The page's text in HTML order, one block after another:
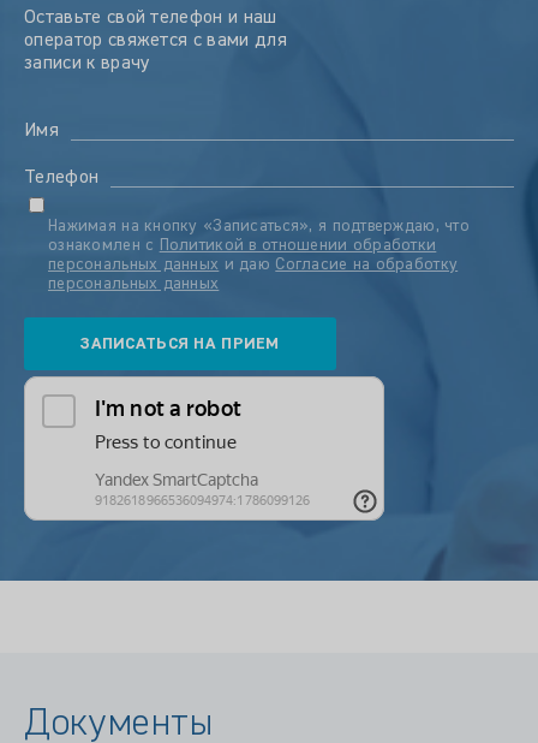
Оставьте свой телефон и наш
оператор свяжется с вами для
записи к врачу
Имя
Телефон
Нажимая на кнопку «Записаться», я подтверждаю, что
ознакомлен с
Политикой в отношении обработки
персональных данных и даю Согласие на обработку
персональных данных
Документы